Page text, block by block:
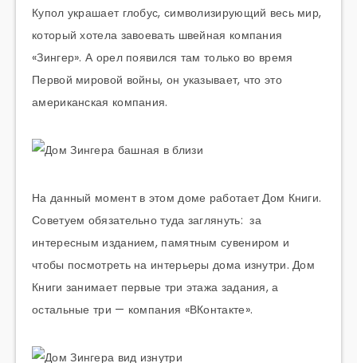
Купол украшает глобус, символизирующий весь мир,
который хотела завоевать швейная компания
«Зингер». А орел появился там только во время
Первой мировой войны, он указывает, что это
американская компания.
На данный момент в этом доме работает Дом Книги.
Советуем обязательно туда заглянуть: за
интересным изданием, памятным сувениром и
чтобы посмотреть на интерьеры дома изнутри. Дом
Книги занимает первые три этажа задания, а
остальные три — компания «ВКонтакте».